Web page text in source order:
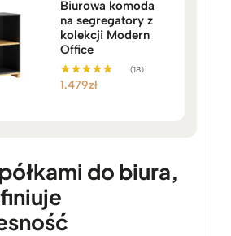
Biurowa komoda
na segregatory z
kolekcji Modern
Office
Oceniono
(18)
1.479zł
do biura,